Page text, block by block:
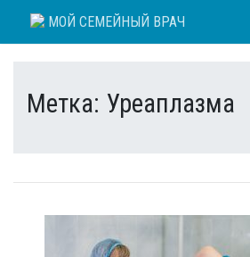
МОЙ СЕМЕЙНЫЙ ВРАЧ
Метка: Уреаплазма